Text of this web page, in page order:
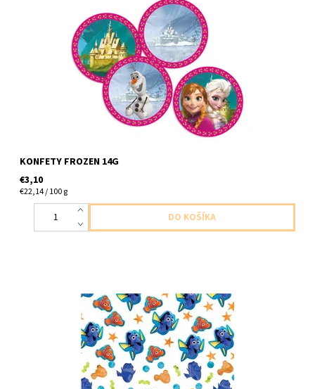
papierove konfety frozen v baleni 14g
KONFETY FROZEN 14G
€3,10
€22,14 / 100 g
Plastovo papierové konfety 34g